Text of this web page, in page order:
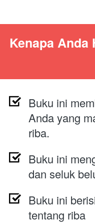
Kenapa
Buku ini
Anda yang
riba.
Buku ini
dan seluk
Buku ini
tentang riba